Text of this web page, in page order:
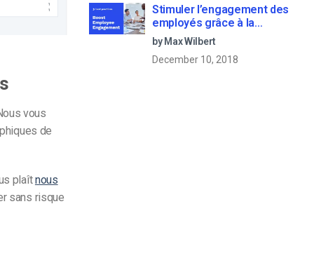
vous
de
plaîtnous
sans risque
Stimuler l’engagement des
employés grâce à la
communication d’entreprise
en direct
by Max Wilbert
December 10, 2018